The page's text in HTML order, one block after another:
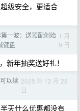
级安全，更适合
一波：送顶配创始
键盘
1 月
9 日
新年抽奖送好礼！
以续 2025 年 12 月 28
日
天什么优惠都没有